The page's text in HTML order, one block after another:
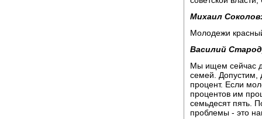
Михаил
Молодежи
Василий
Мы ищем сейчас
семей. Допустим,
процент. Если
процентов им
семьдесят пять.
проблемы - это